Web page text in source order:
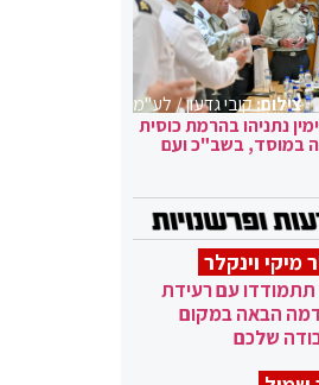
צילום:קובי גדעון / לע"מ
נתניהו בהרמת כוסית
במוסד, בשב"כ ועם
מיקי וינקלר
תתמודדו עם רעידת
הבאה במקום
שלכם